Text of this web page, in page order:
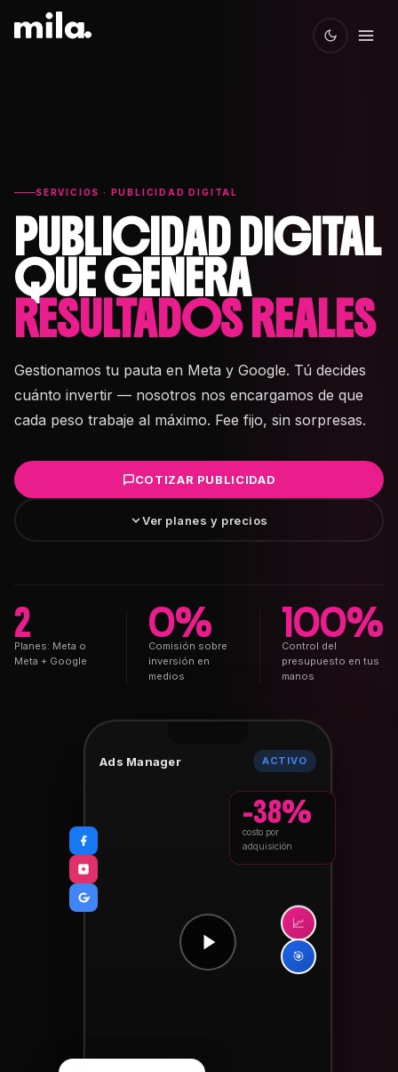
SERVICIOS · PUBLICIDAD DIGITAL
PUBLICIDAD DIGITAL
QUE GENERA
RESULTADOS REALES
Gestionamos tu pauta en Meta y Google. Tú decides
cuánto invertir — nosotros nos encargamos de que
cada peso trabaje al máximo. Fee fijo, sin sorpresas.
COTIZAR PUBLICIDAD
Ver planes y precios
2
Planes: Meta o
Meta + Google
0%
Comisión sobre
inversión en
medios
100%
Control del
presupuesto en tus
manos
Ads Manager ACTIVO
📈
🎯
-38%
costo por
adquisición